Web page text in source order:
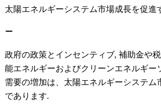
太陽エネルギーシステム市場成長を促
政府の政策とインセンティブ, 補助金や
能エネルギーおよびクリーンエネルギー
需要の増加は、太陽エネルギーシステム
であります.